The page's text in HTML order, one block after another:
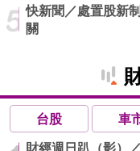
快新聞／處置股新
關
台股 車